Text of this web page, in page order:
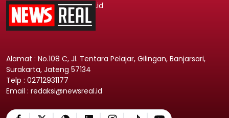
.id
Alamat : No.108 C, Jl. Tentara Pelajar, Gilingan, Banjarsari,
Surakarta, Jateng 57134
Telp : 02712931177
Email : redaksi@newsreal.id